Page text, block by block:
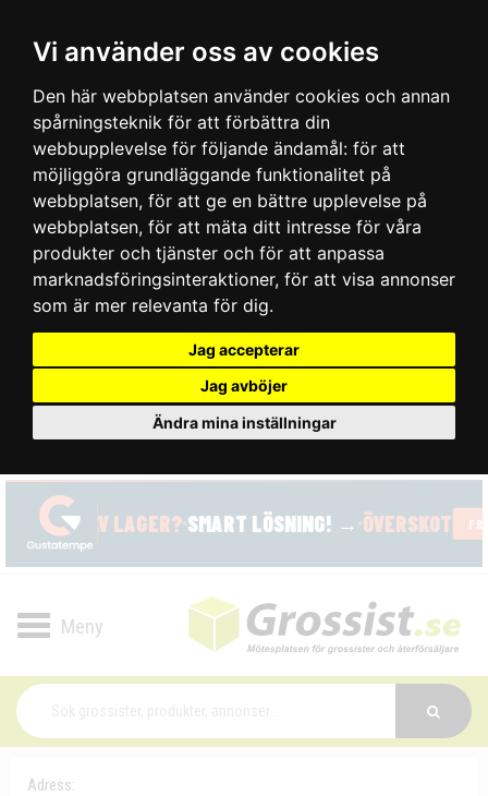
Vi använder oss av cookies
Den här webbplatsen använder cookies och annan
spårningsteknik för att förbättra din
webbupplevelse för följande ändamål: för att
möjliggöra grundläggande funktionalitet på
webbplatsen, för att ge en bättre upplevelse på
webbplatsen, för att mäta ditt intresse för våra
produkter och tjänster och för att anpassa
marknadsföringsinteraktioner, för att visa annonser
som är mer relevanta för dig.
Jag accepterar
Jag avböjer
Ändra mina inställningar
Toggle
Adress: